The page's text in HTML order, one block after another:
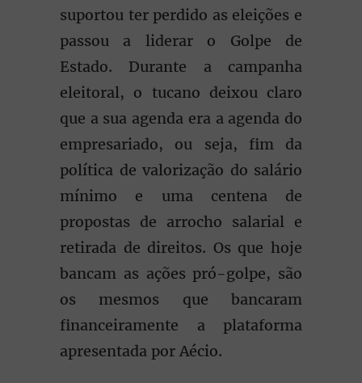
suportou ter perdido as eleições e
passou a liderar o Golpe de
Estado. Durante a campanha
eleitoral, o tucano deixou claro
que a sua agenda era a agenda do
empresariado, ou seja, fim da
política de valorização do salário
mínimo e uma centena de
propostas de arrocho salarial e
retirada de direitos. Os que hoje
bancam as ações pró-golpe, são
os mesmos que bancaram
financeiramente a plataforma
apresentada por Aécio.